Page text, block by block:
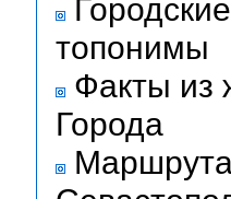
Городские
топонимы
Факты из
Города